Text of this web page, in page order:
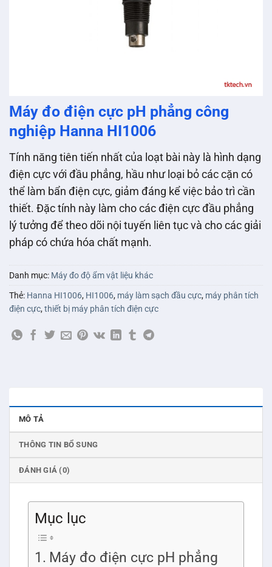
Máy đo điện cực pH phẳng công
nghiệp Hanna HI1006
Tính năng tiên tiến nhất của loạt bài này là hình dạng
điện cực với đầu phẳng, hầu như loại bỏ các cặn có
thể làm bẩn điện cực, giảm đáng kể việc bảo trì cần
thiết. Đặc tính này làm cho các điện cực đầu phẳng
lý tưởng để theo dõi nội tuyến liên tục và cho các giải
pháp có chứa hóa chất mạnh.
Danh mục: Máy đo độ ẩm vật liệu khác
Thẻ: Hanna HI1006, HI1006, máy làm sạch đầu cực, máy phân tích
điện cực,thiết bị máy phân tích điện cực
MÔ TẢ
THÔNG TIN BỔ SUNG
ĐÁNH GIÁ (0)
Mục lục
Máy đo điện cực pH phẳng